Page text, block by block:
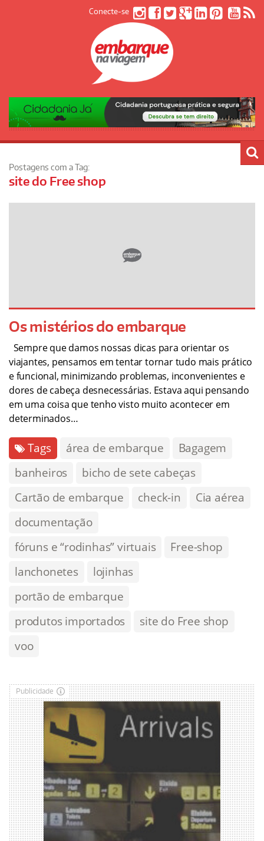
Conecte-se
Postagens com a Tag:
site do Free shop
Os mistérios do embarque
Sempre que damos nossas dicas para orientar os
viajantes, pensamos em tentar tornar tudo mais prático
e funcional, minimizando problemas, inconvenientes e
dores de cabeça desnecessárias. Estava aqui pensando
em uma coisa que tenho visto muito acontecer em
determinados…
Tags área de embarque
Bagagem
banheiros
bicho de sete cabeças
Cartão de embarque
check-in
Cia aérea
documentação
fóruns e “rodinhas” virtuais
Free-shop
lanchonetes
lojinhas
portão de embarque
produtos importados
site do Free shop
voo
Publicidade